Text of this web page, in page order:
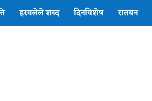
हरवलेले शब्द दिनविशेष रातबन